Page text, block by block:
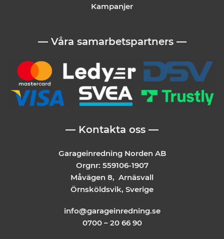
Kampanjer
— Våra samarbetspartners —
— Kontakta oss —
Garageinredning Norden AB
Orgnr: 559106-1907
Måvägen 8, Arnäsvall
Örnsköldsvik, Sverige
info@garageinredning.se
0700 – 20 66 90